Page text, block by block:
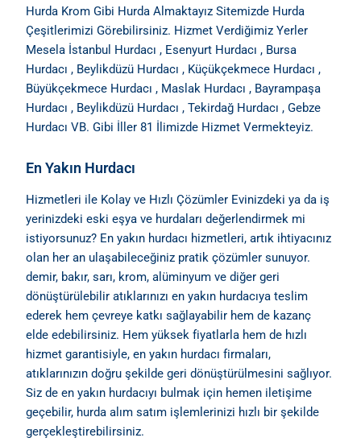
Hurda Krom Gibi Hurda Almaktayız Sitemizde Hurda
Çeşitlerimizi Görebilirsiniz. Hizmet Verdiğimiz Yerler
Mesela İstanbul Hurdacı , Esenyurt Hurdacı , Bursa
Hurdacı , Beylikdüzü Hurdacı , Küçükçekmece Hurdacı ,
Büyükçekmece Hurdacı , Maslak Hurdacı , Bayrampaşa
Hurdacı , Beylikdüzü Hurdacı , Tekirdağ Hurdacı , Gebze
Hurdacı VB. Gibi İller 81 İlimizde Hizmet Vermekteyiz.
En Yakın Hurdacı
Hizmetleri ile Kolay ve Hızlı Çözümler Evinizdeki ya da iş
yerinizdeki eski eşya ve hurdaları değerlendirmek mi
istiyorsunuz? En yakın hurdacı hizmetleri, artık ihtiyacınız
olan her an ulaşabileceğiniz pratik çözümler sunuyor.
demir, bakır, sarı, krom, alüminyum ve diğer geri
dönüştürülebilir atıklarınızı en yakın hurdacıya teslim
ederek hem çevreye katkı sağlayabilir hem de kazanç
elde edebilirsiniz. Hem yüksek fiyatlarla hem de hızlı
hizmet garantisiyle, en yakın hurdacı firmaları,
atıklarınızın doğru şekilde geri dönüştürülmesini sağlıyor.
Siz de en yakın hurdacıyı bulmak için hemen iletişime
geçebilir, hurda alım satım işlemlerinizi hızlı bir şekilde
gerçekleştirebilirsiniz.